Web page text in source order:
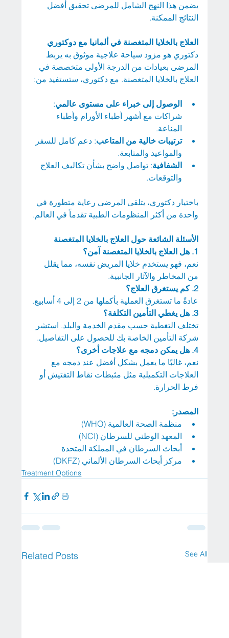
يضمن هذا النهج الشامل للمرضى تحقيق أفضل
النتائج الممكنة.
العلاج بالخلايا المتغصنة في ألمانيا مع دوكتوري
دكتوري هو مزود سياحة علاجية موثوق به يربط
المرضى بعيادات من الدرجة الأولى متخصصة في
العلاج بالخلايا المتغصنة. مع دكتوري، ستستفيد من:
الوصول إلى خبراء على مستوى عالمي:
شراكات مع أشهر أطباء الأورام وأطباء
المناعة.
ترتيبات خالية من المتاعب: دعم كامل للسفر
والمواعيد والمتابعة.
الشفافية: تواصل واضح بشأن تكاليف العلاج
والتوقعات.
باختيار دكتوري، يتلقى المرضى رعاية متطورة في
واحدة من أكثر المنظومات الطبية تقدماً في العالم.
الأسئلة الشائعة حول العلاج بالخلايا المتغصنة
1. هل العلاج بالخلايا المتغصنة آمن؟
نعم، فهو يستخدم خلايا المريض نفسه، مما يقلل
من المخاطر والآثار الجانبية.
2. كم يستغرق العلاج؟
عادةً ما تستغرق العملية بأكملها من 2 إلى 4 أسابيع.
3. هل يغطي التأمين التكلفة؟
تختلف التغطية حسب مقدم الخدمة والبلد. استشر
شركة التأمين الخاصة بك للحصول على التفاصيل.
4. هل يمكن دمجه مع علاجات أخرى؟
نعم، غالبًا ما يعمل بشكل أفضل عند دمجه مع
العلاجات التكميلية مثل مثبطات نقاط التفتيش أو
فرط الحرارة.
المصدر:
منظمة الصحة العالمية (WHO)
المعهد الوطني للسرطان (NCI)
أبحاث السرطان في المملكة المتحدة
مركز أبحاث السرطان الألماني (DKFZ)
Treatment Options
Related Posts See All